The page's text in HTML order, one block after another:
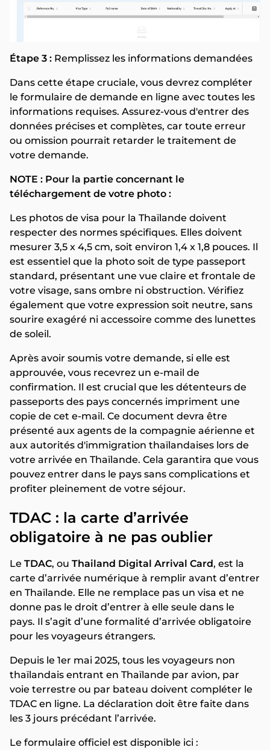
Étape 3 : Remplissez les informations demandées
Dans cette étape cruciale, vous devrez compléter
le formulaire de demande en ligne avec toutes les
informations requises. Assurez-vous d'entrer des
données précises et complètes, car toute erreur
ou omission pourrait retarder le traitement de
votre demande.
NOTE : Pour la partie concernant le
téléchargement de votre photo :
Les photos de visa pour la Thaïlande doivent
respecter des normes spécifiques. Elles doivent
mesurer 3,5 x 4,5 cm, soit environ 1,4 x 1,8 pouces. Il
est essentiel que la photo soit de type passeport
standard, présentant une vue claire et frontale de
votre visage, sans ombre ni obstruction. Vérifiez
également que votre expression soit neutre, sans
sourire exagéré ni accessoire comme des lunettes
de soleil.
Après avoir soumis votre demande, si elle est
approuvée, vous recevrez un e-mail de
confirmation. Il est crucial que les détenteurs de
passeports des pays concernés impriment une
copie de cet e-mail. Ce document devra être
présenté aux agents de la compagnie aérienne et
aux autorités d'immigration thaïlandaises lors de
votre arrivée en Thaïlande. Cela garantira que vous
pouvez entrer dans le pays sans complications et
profiter pleinement de votre séjour.
TDAC : la carte d’arrivée
obligatoire à ne pas oublier
Le TDAC, ou Thailand Digital Arrival Card, est la
carte d’arrivée numérique à remplir avant d’entrer
en Thaïlande. Elle ne remplace pas un visa et ne
donne pas le droit d’entrer à elle seule dans le
pays. Il s’agit d’une formalité d’arrivée obligatoire
pour les voyageurs étrangers.
Depuis le 1er mai 2025, tous les voyageurs non
thaïlandais entrant en Thaïlande par avion, par
voie terrestre ou par bateau doivent compléter le
TDAC en ligne. La déclaration doit être faite dans
les 3 jours précédant l’arrivée.
Le formulaire officiel est disponible ici :